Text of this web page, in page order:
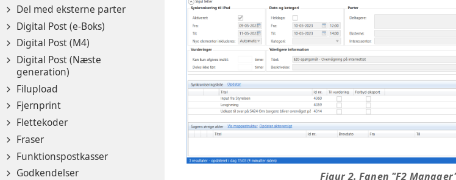
Del med eksterne parter
Digital Post (e-Boks)
Digital Post (M4)
Digital Post (Næste
generation)
Filupload
Fjernprint
Flettekoder
Fraser
Funktionspostkasser
Godkendelser
Figur 2. Fanen "F2